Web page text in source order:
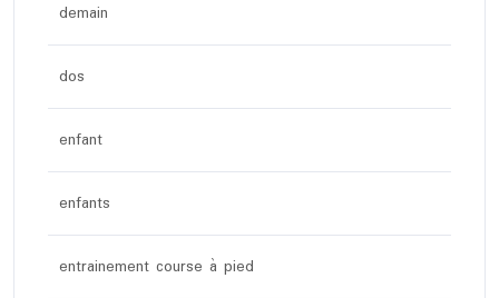
demain
dos
enfant
enfants
entrainement course à pied